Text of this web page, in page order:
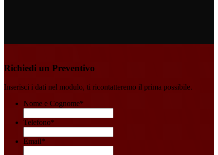
Richiedi un Preventivo
Inserisci i dati nel modulo, ti ricontatteremo il prima possibile.
Nome e Cognome*
Telefono*
Email*